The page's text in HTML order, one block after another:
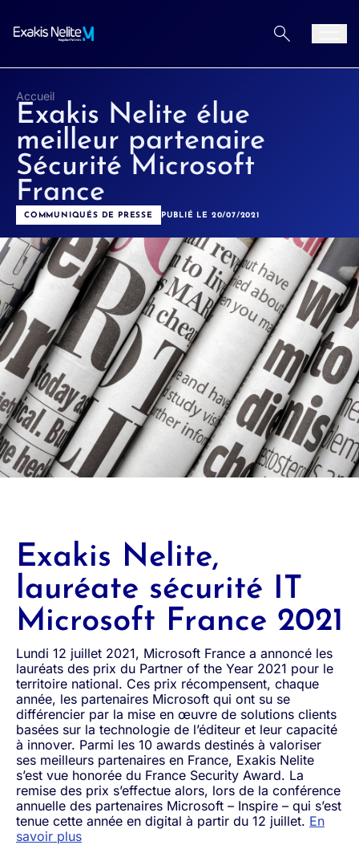
Accueil
Exakis Nelite élue
meilleur partenaire
Sécurité Microsoft
France
COMMUNIQUÉS DE PRESSE PUBLIÉ LE 20/07/2021
Exakis Nelite,
lauréate sécurité IT
Microsoft France 2021
Lundi 12 juillet 2021, Microsoft France a annoncé les
lauréats des prix du Partner of the Year 2021 pour le
territoire national. Ces prix récompensent, chaque
année, les partenaires Microsoft qui ont su se
différencier par la mise en œuvre de solutions clients
basées sur la technologie de l’éditeur et leur capacité
à innover. Parmi les 10 awards destinés à valoriser
ses meilleurs partenaires en France, Exakis Nelite
s’est vue honorée du France Security Award. La
remise des prix s’effectue alors, lors de la conférence
annuelle des partenaires Microsoft – Inspire – qui s’est
tenue cette année en digital à partir du 12 juillet. En
savoir plus